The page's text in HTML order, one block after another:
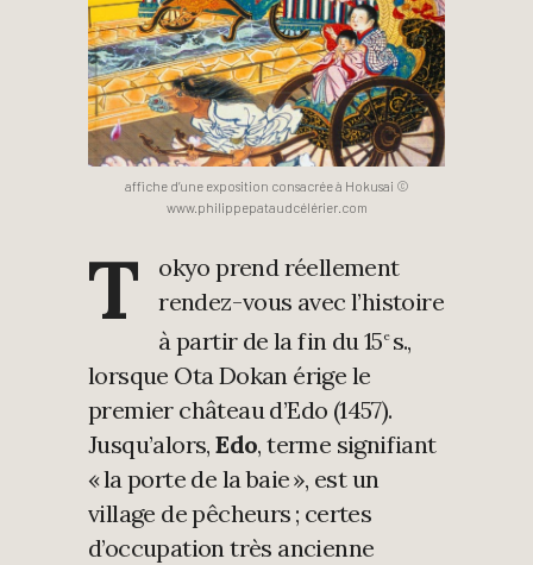
affiche d’une exposition consacrée à Hokusai ©
www.philippepataudcélérier.com
T
okyo prend réellement
rendez-vous avec l’histoire
à partir de la fin du 15es.,
lorsque Ota Dokan érige le
premier château d’Edo (1457).
Jusqu’alors,Edo, terme signifiant
« la porte de la baie », est un
village de pêcheurs ; certes
d’occupation très ancienne